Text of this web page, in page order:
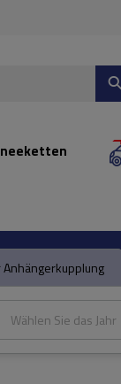
Wählen Sie das Jahr